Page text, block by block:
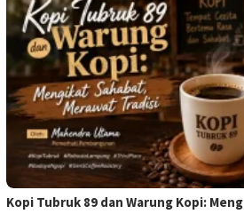
Kopi Tubruk 89 dan Warung Kopi: